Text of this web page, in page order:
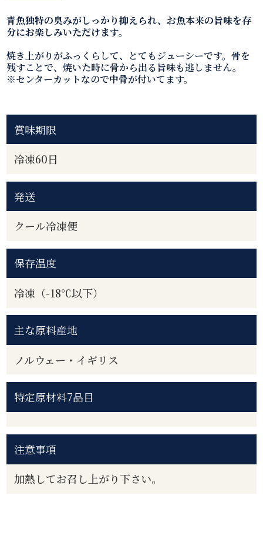
青魚独特の臭みがしっかり抑えられ、お魚本来の旨味を存
分にお楽しみいただけます。
焼き上がりがふっくらして、とてもジューシーです。骨を
残すことで、焼いた時に骨から出る旨味も逃しません。
※センターカットなので中骨が付いてます。
賞味期限
冷凍60日
発送
クール冷凍便
保存温度
冷凍（-18℃以下）
主な原料産地
ノルウェー・イギリス
特定原材料7品目
注意事項
加熱してお召し上がり下さい。